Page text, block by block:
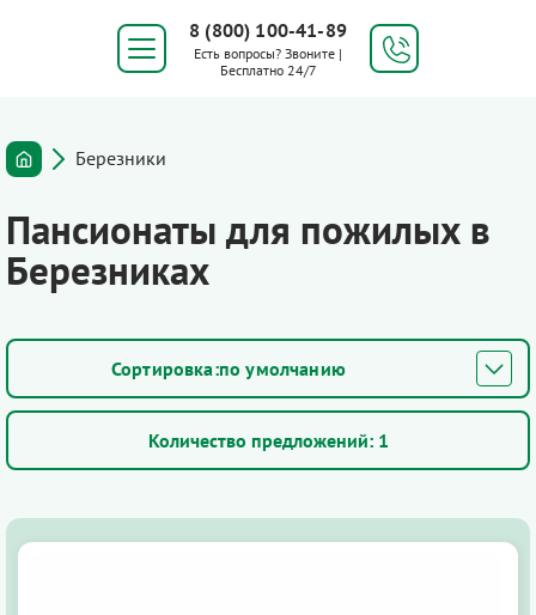
8 (800) 100-41-89
Есть вопросы? Звоните |
Бесплатно 24/7
Березники
Пансионаты для пожилых в
Березниках
по умолчанию
Количество предложений: 1